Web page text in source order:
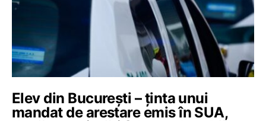
Elev din București – ținta unui
mandat de arestare emis în SUA,